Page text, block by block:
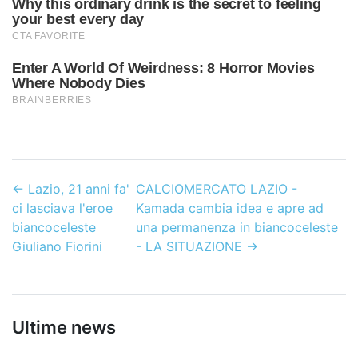
← Lazio, 21 anni fa'
ci lasciava l'eroe
biancoceleste
Giuliano Fiorini
CALCIOMERCATO LAZIO -
Kamada cambia idea e apre ad
una permanenza in biancoceleste
- LA SITUAZIONE →
Ultime news